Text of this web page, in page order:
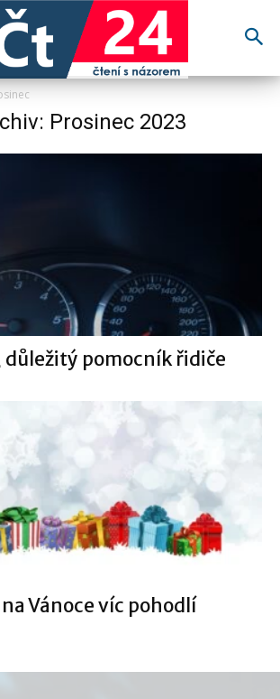
Prosinec 2023
pomocník řidiče
Vánoce víc pohodlí